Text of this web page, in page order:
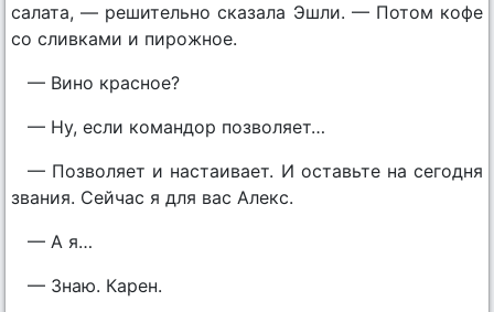
салата, — решительно сказала Эшли. — Потом кофе
со сливками и пирожное.
— Вино красное?
— Ну, если командор позволяет…
— Позволяет и настаивает. И оставьте на сегодня
звания. Сейчас я для вас Алекс.
— А я…
— Знаю. Карен.